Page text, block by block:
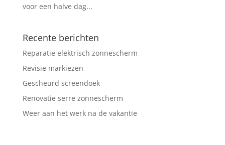
voor een halve dag...
Recente berichten
Reparatie elektrisch zonnescherm
Revisie markiezen
Gescheurd screendoek
Renovatie serre zonnescherm
Weer aan het werk na de vakantie